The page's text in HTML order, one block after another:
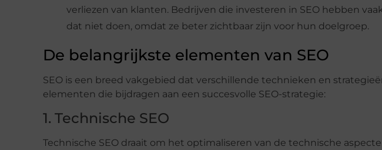
verliezen van klanten. Bedrijven die investeren in SEO hebben
dat niet doen, omdat ze beter zichtbaar zijn voor hun doelgroep.
De belangrijkste elementen van SEO
SEO is een breed vakgebied dat verschillende technieken en
elementen die bijdragen aan een succesvolle SEO-strategie:
1. Technische SEO
Technische SEO draait om het optimaliseren van de technische